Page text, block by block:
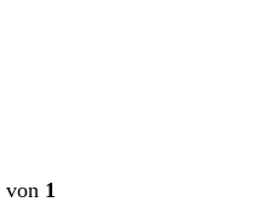
von 1